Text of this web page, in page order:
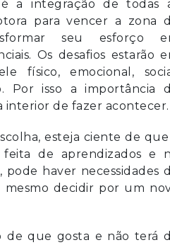
a integração de todas
para vencer a zona
seu esforço
Os desafios estarão
físico, emocional,
Por isso a importância
interior de fazer acontecer.
esteja ciente de
de aprendizados e
haver necessidades
decidir por um
de que gosta e não terá